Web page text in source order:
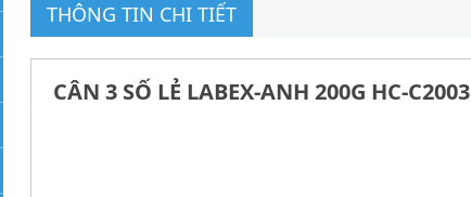
THÔNG TIN CHI TIẾT
CÂN 3 SỐ LẺ LABEX-ANH 200G HC-C2003